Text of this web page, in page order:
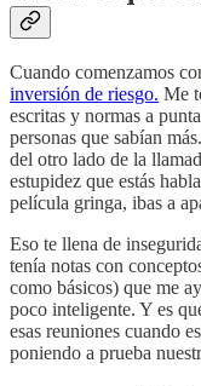
Cuando comenzamos
inversión de riesgo. Me
escritas y normas a
personas que sabían
del otro lado de la
estupidez que estás
película gringa, ibas a
Eso te llena de
tenía notas con
como básicos) que me
poco inteligente. Y es
esas reuniones cuando
poniendo a prueba